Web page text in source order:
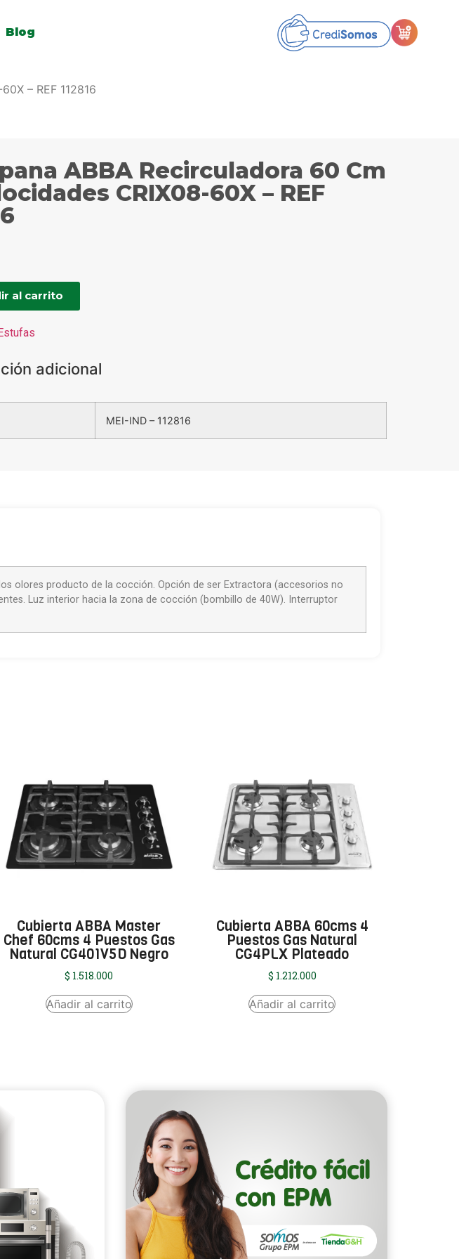
Blog
– REF 112816
ABBA Recirculadora 60 Cm
CRIX08-60X – REF
al carrito
Estufas
adicional
MEI-IND – 112816
olores producto de la cocción. Opción de ser Extractora (accesorios no
Luz interior hacia la zona de cocción (bombillo de 40W). Interruptor
Cubierta ABBA Master
Chef 60cms 4 Puestos Gas
Natural CG401V5D Negro
$ 1.518.000
Añadir al carrito
Cubierta ABBA 60cms 4
Puestos Gas Natural
CG4PLX Plateado
$ 1.212.000
Añadir al carrito